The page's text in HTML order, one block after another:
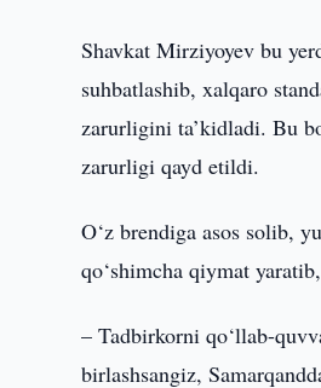
Shavkat Mirziyoyev bu
suhbatlashib, xalqaro
zarurligini ta’kidladi. Bu
zarurligi qayd etildi.
O‘z brendiga asos solib,
qo‘shimcha qiymat
– Tadbirkorni qo‘llab-
birlashsangiz,